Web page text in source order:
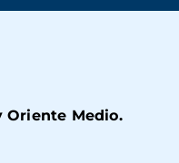
Oriente Medio.